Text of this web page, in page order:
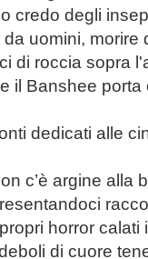
credo degli
uomini, morire
di roccia sopra
il Banshee porta
dedicati alle
c’è argine alla
horror
di cuore